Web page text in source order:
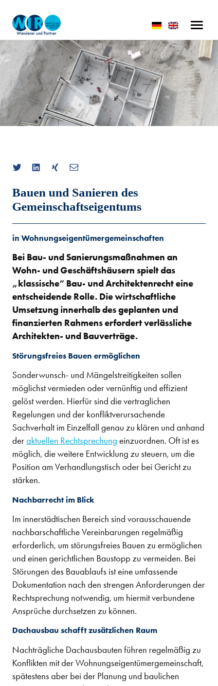
Bauen und Sanieren des
Gemeinschaftseigentums
in Wohnungseigentümergemeinschaften
Bei Bau- und Sanierungsmaßnahmen an
Wohn- und Geschäftshäusern spielt das
„klassische“ Bau- und Architektenrecht eine
entscheidende Rolle. Die wirtschaftliche
Umsetzung innerhalb des geplanten und
finanzierten Rahmens erfordert verlässliche
Architekten- und Bauverträge.
Störungsfreies Bauen ermöglichen
Sonderwunsch- und Mängelstreitigkeiten sollen
möglichst vermieden oder vernünftig und effizient
gelöst werden. Hierfür sind die vertraglichen
Regelungen und der konfliktverursachende
Sachverhalt im Einzelfall genau zu klären und anhand
deraktuellen Rechtsprechung einzuordnen. Oft ist es
möglich, die weitere Entwicklung zu steuern, um die
Position am Verhandlungstisch oder bei Gericht zu
stärken.
Nachbarrecht im Blick
Im innerstädtischen Bereich sind vorausschauende
nachbarschaftliche Vereinbarungen regelmäßig
erforderlich, um störungsfreies Bauen zu ermöglichen
und einen gerichtlichen Baustopp zu vermeiden. Bei
Störungen des Bauablaufs ist eine umfassende
Dokumentation nach den strengen Anforderungen der
Rechtsprechung notwendig, um hiermit verbundene
Ansprüche durchsetzen zu können.
Dachausbau schafft zusätzlichen Raum
Nachträgliche Dachausbauten führen regelmäßig zu
Konflikten mit der Wohnungseigentümergemeinschaft,
spätestens aber bei der Planung und baulichen